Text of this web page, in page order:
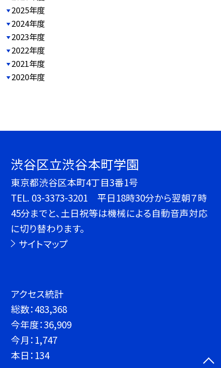
2025年度
2024年度
2023年度
2022年度
2021年度
2020年度
渋谷区立渋谷本町学園
東京都渋谷区本町4丁目3番1号
TEL. 03-3373-3201 平日18時30分から翌朝７時
45分までと、土日祝等は機械による自動音声対応
に切り替わります。
サイトマップ
アクセス統計
総数：483,368
今年度：36,909
今月： 1,747
本日： 134